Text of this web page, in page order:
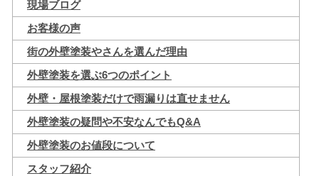
現場ブログ
お客様の声
街の外壁塗装やさんを選んだ理由
外壁塗装を選ぶ6つのポイント
外壁・屋根塗装だけで雨漏りは直せません
外壁塗装の疑問や不安なんでもQ&A
外壁塗装のお値段について
スタッフ紹介